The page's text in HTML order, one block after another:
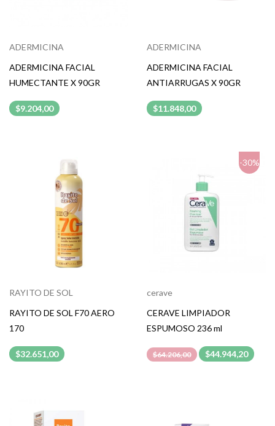
ADERMICINA
ADERMICINA FACIAL
HUMECTANTE X 90GR
$9.204,00
ADERMICINA
ADERMICINA FACIAL
ANTIARRUGAS X 90GR
$11.848,00
RAYITO DE SOL
RAYITO DE SOL F70 AERO
170
$32.651,00
-30%
cerave
CERAVE LIMPIADOR
ESPUMOSO 236 ml
$64.206,00 $44.944,20